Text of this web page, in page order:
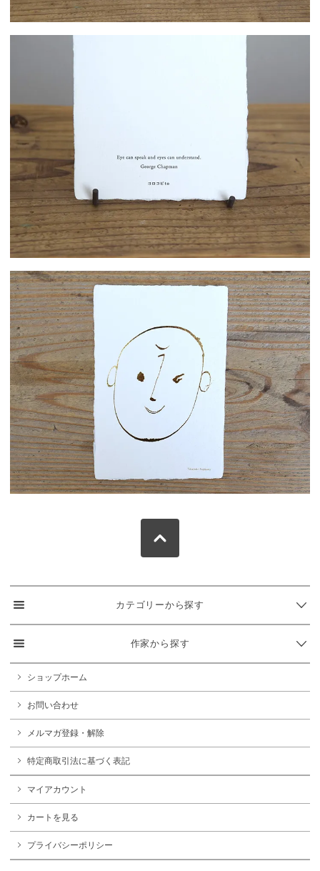
カテゴリーから探す
作家から探す
ショップホーム
お問い合わせ
メルマガ登録・解除
特定商取引法に基づく表記
マイアカウント
カートを見る
プライバシーポリシー